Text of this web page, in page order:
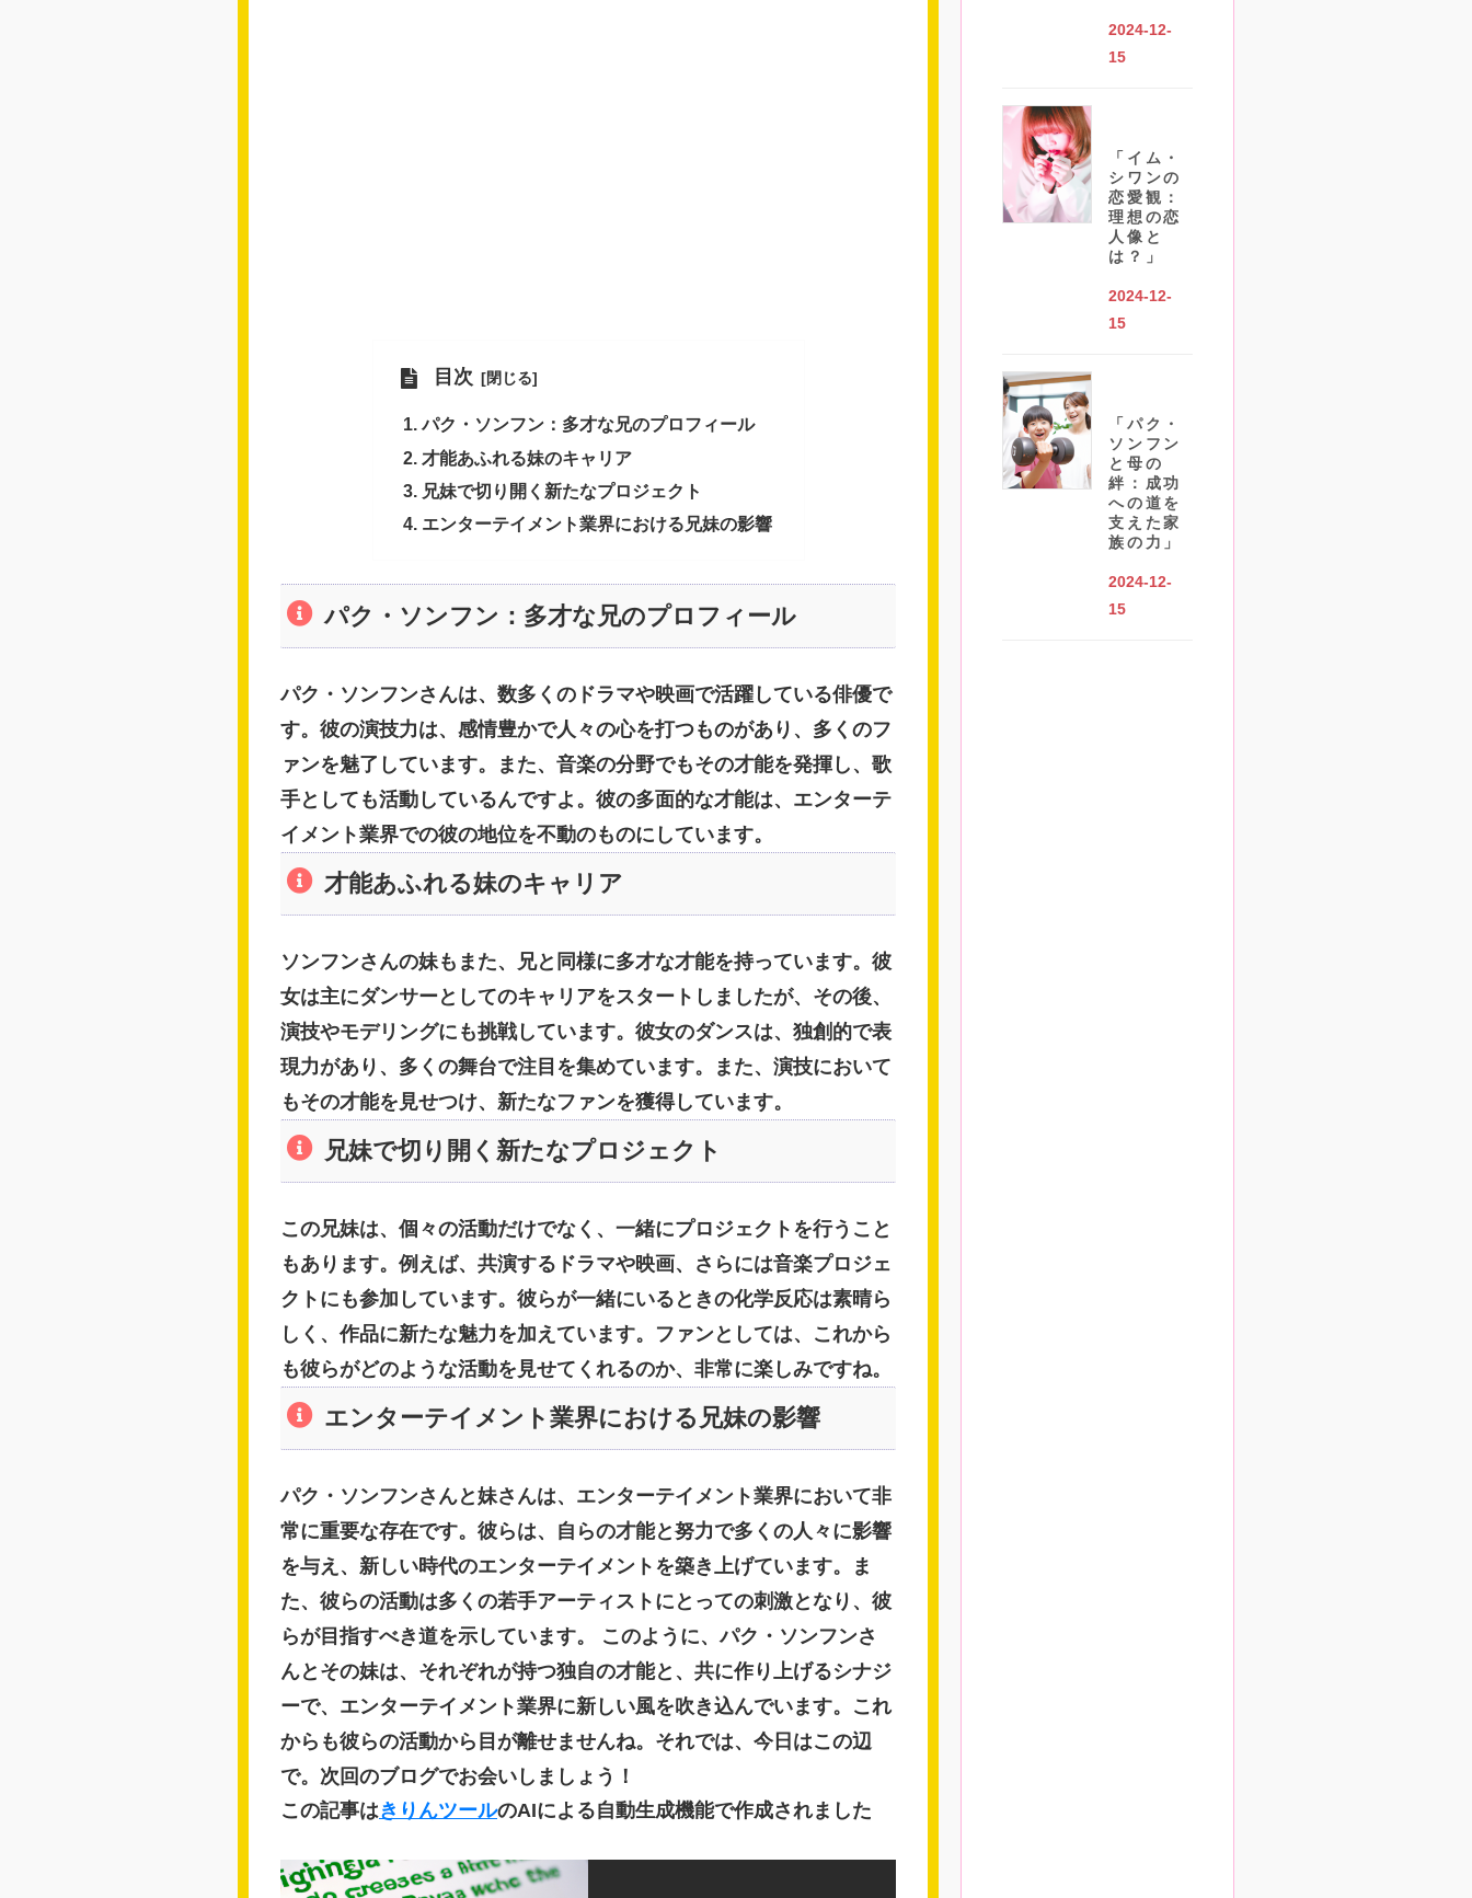
目次
パク・ソンフン：多才な兄のプロフィール
才能あふれる妹のキャリア
兄妹で切り開く新たなプロジェクト
エンターテイメント業界における兄妹の影響
パク・ソンフン：多才な兄のプロフィール
パク・ソンフンさんは、数多くのドラマや映画で活躍している俳優で
す。彼の演技力は、感情豊かで人々の心を打つものがあり、多くのフ
ァンを魅了しています。また、音楽の分野でもその才能を発揮し、歌
手としても活動しているんですよ。彼の多面的な才能は、エンターテ
イメント業界での彼の地位を不動のものにしています。
才能あふれる妹のキャリア
ソンフンさんの妹もまた、兄と同様に多才な才能を持っています。彼
女は主にダンサーとしてのキャリアをスタートしましたが、その後、
演技やモデリングにも挑戦しています。彼女のダンスは、独創的で表
現力があり、多くの舞台で注目を集めています。また、演技において
もその才能を見せつけ、新たなファンを獲得しています。
兄妹で切り開く新たなプロジェクト
この兄妹は、個々の活動だけでなく、一緒にプロジェクトを行うこと
もあります。例えば、共演するドラマや映画、さらには音楽プロジェ
クトにも参加しています。彼らが一緒にいるときの化学反応は素晴ら
しく、作品に新たな魅力を加えています。ファンとしては、これから
も彼らがどのような活動を見せてくれるのか、非常に楽しみですね。
エンターテイメント業界における兄妹の影響
パク・ソンフンさんと妹さんは、エンターテイメント業界において非
常に重要な存在です。彼らは、自らの才能と努力で多くの人々に影響
を与え、新しい時代のエンターテイメントを築き上げています。ま
た、彼らの活動は多くの若手アーティストにとっての刺激となり、彼
らが目指すべき道を示しています。 このように、パク・ソンフンさ
んとその妹は、それぞれが持つ独自の才能と、共に作り上げるシナジ
ーで、エンターテイメント業界に新しい風を吹き込んでいます。これ
からも彼らの活動から目が離せませんね。それでは、今日はこの辺
で。次回のブログでお会いしましょう！
この記事はきりんツールのAIによる自動生成機能で作成されました
2024-12-
15
「イム・
シワンの
恋愛観：
理想の恋
人像と
は？」
2024-12-
15
「パク・
ソンフン
と母の
絆：成功
への道を
支えた家
族の力」
2024-12-
15